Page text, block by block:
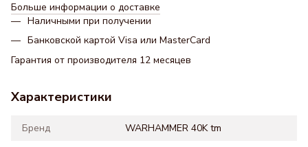
Больше информации о доставке
Наличными при получении
Банковской картой Visa или MasterCard
Гарантия от производителя 12 месяцев
Характеристики
Бренд
WARHAMMER 40K tm